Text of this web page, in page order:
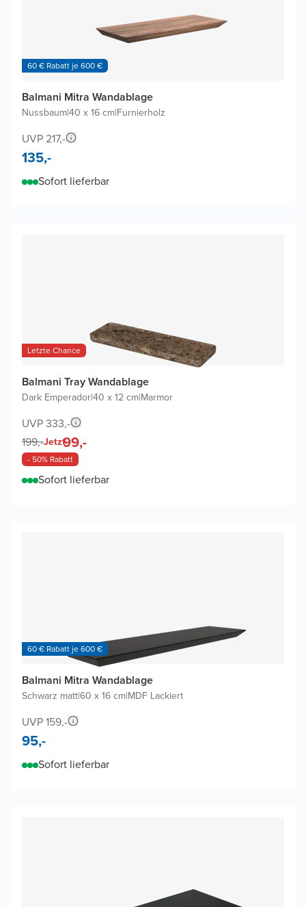
60 € Rabatt je 600 €
Balmani Mitra Wandablage
Nussbaum|40 x 16 cm|Furnierholz
UVP 217,-
135,-
Sofort lieferbar
Letzte Chance
Balmani Tray Wandablage
Dark Emperador|40 x 12 cm|Marmor
UVP 333,-
199,-Jetzt99,-
- 50% Rabatt
Sofort lieferbar
60 € Rabatt je 600 €
Balmani Mitra Wandablage
Schwarz matt|60 x 16 cm|MDF Lackiert
UVP 159,-
95,-
Sofort lieferbar